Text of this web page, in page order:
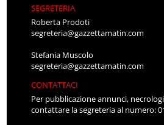
SEGRETERIA
Roberta Prodoti
segreteria@gazzettamatin.com
Stefania Muscolo
segreteria@gazzettamatin.com
CONTATTACI
Per pubblicazione annunci,
contattare la segreteria al numero: